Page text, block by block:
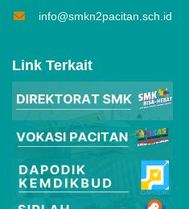
info@smkn2pacitan.sch.id
Link Terkait